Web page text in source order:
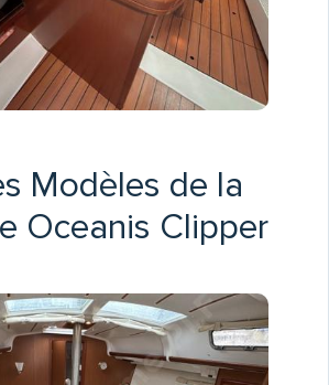
Modèles de la
Oceanis Clipper